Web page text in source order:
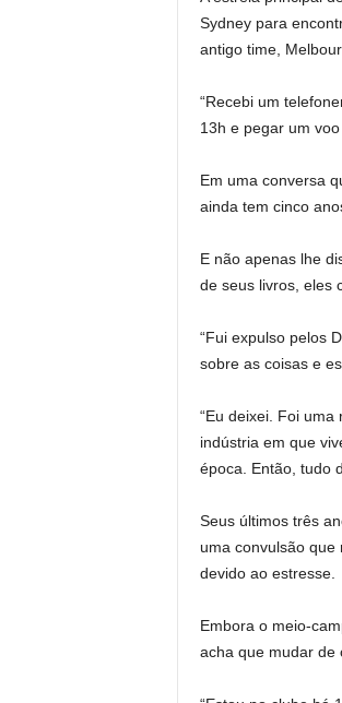
Sydney para
antigo time,
“Recebi um
13h e pegar um
Em uma conversa
ainda tem cinco
E não apenas lhe
de seus livros, eles
“Fui expulso pelos
sobre as coisas e
“Eu deixei. Foi
indústria em que
época. Então, tudo
Seus últimos três
uma convulsão
devido ao estresse.
Embora o meio-
acha que mudar de